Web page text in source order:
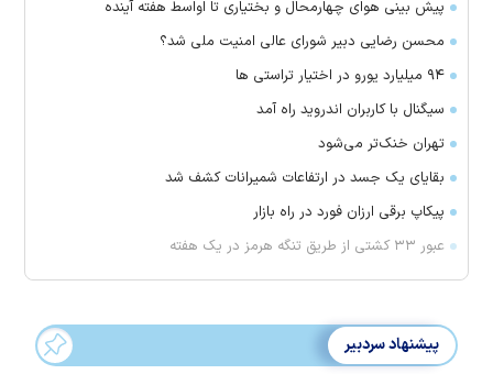
پیش بینی هوای چهارمحال و بختیاری تا اواسط هفته آینده
محسن رضایی دبیر شورای عالی امنیت ملی شد؟
۹۴ میلیارد یورو در اختیار تراستی ها
سیگنال با کاربران اندروید راه آمد
تهران خنک‌تر می‌شود
بقایای یک جسد در ارتفاعات شمیرانات کشف شد
پیکاپ برقی ارزان فورد در راه بازار
عبور ۳۳ کشتی از طریق تنگه هرمز در یک هفته
پیشنهاد سردبیر